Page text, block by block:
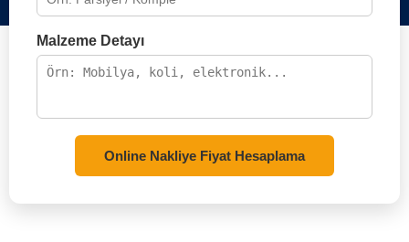
Malzeme Detayı
Online Nakliye Fiyat Hesaplama